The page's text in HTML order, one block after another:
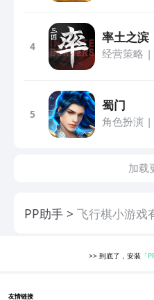
4
率土之滨
经营策略 |
5
蜀门
角色扮演 |
加载
PP助手 飞行棋小游戏
>> 到底了，安装 「
友情链接